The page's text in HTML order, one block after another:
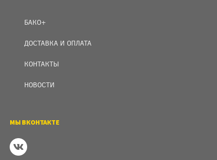
БАКО+
ДОСТАВКА И ОПЛАТА
КОНТАКТЫ
НОВОСТИ
МЫ ВКОНТАКТЕ